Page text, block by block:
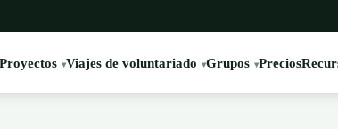
Viajes de voluntariado Grupos Precios